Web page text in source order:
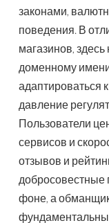
законами,
поведения. В
магазинов,
доменному
адаптироваться
давление
Пользователи
сервисов и
отзывов и
фоне, а